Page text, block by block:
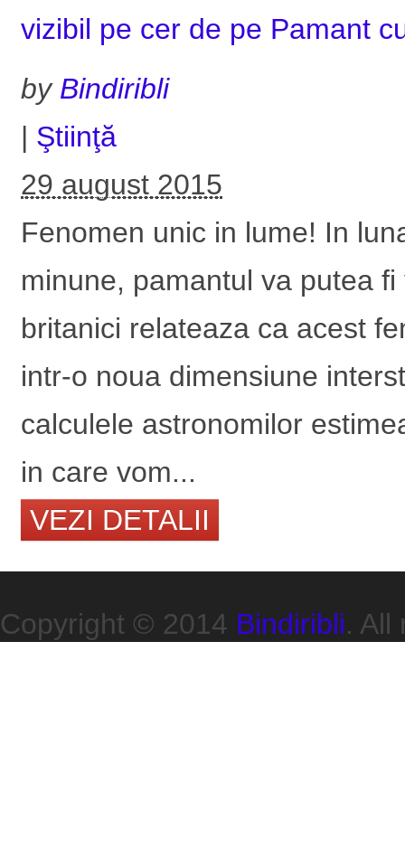
vizibil pe cer de pe Pamant
by Bindiribli
| Ştiinţă
29 august 2015
Fenomen unic in lume! In
minune, pamantul va putea
britanici relateaza ca acest
intr-o noua dimensiune
calculele astronomilor
in care vom...
VEZI DETALII
Copyright © 2014 Bindiribli. All